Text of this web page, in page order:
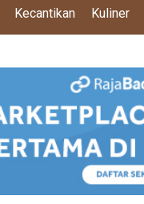
Kecantikan Kuliner